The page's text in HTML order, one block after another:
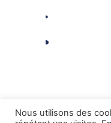
Nous utilisons des